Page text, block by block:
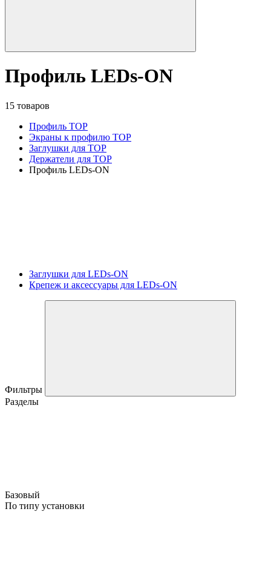
Профиль LEDs-ON
15 товаров
Профиль TOP
Экраны к профилю TOP
Заглушки для TOP
Держатели для TOP
Профиль LEDs-ON
Заглушки для LEDs-ON
Крепеж и аксессуары для LEDs-ON
Фильтры
Разделы
Базовый
По типу установки